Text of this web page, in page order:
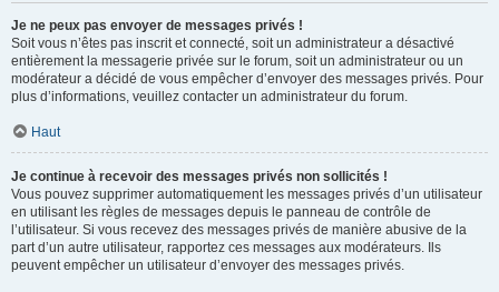
Je ne peux pas envoyer de messages privés !
Soit vous n’êtes pas inscrit et connecté, soit un administrateur a désactivé
entièrement la messagerie privée sur le forum, soit un administrateur ou un
modérateur a décidé de vous empêcher d’envoyer des messages privés. Pour
plus d’informations, veuillez contacter un administrateur du forum.
Haut
Je continue à recevoir des messages privés non sollicités !
Vous pouvez supprimer automatiquement les messages privés d’un utilisateur
en utilisant les règles de messages depuis le panneau de contrôle de
l’utilisateur. Si vous recevez des messages privés de manière abusive de la
part d’un autre utilisateur, rapportez ces messages aux modérateurs. Ils
peuvent empêcher un utilisateur d’envoyer des messages privés.